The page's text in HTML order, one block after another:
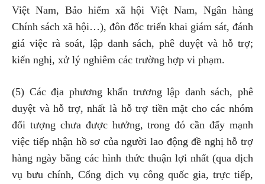
Việt Nam, Bảo hiểm xã hội Việt Nam, Ngân hàng
Chính sách xã hội…), đôn đốc triển khai giám sát, đánh
giá việc rà soát, lập danh sách, phê duyệt và hỗ trợ;
kiến nghị, xử lý nghiêm các trường hợp vi phạm.
(5) Các địa phương khẩn trương lập danh sách, phê
duyệt và hỗ trợ, nhất là hỗ trợ tiền mặt cho các nhóm
đối tượng chưa được hưởng, trong đó cần đẩy mạnh
việc tiếp nhận hồ sơ của người lao động đề nghị hỗ trợ
hàng ngày bằng các hình thức thuận lợi nhất (qua dịch
vụ bưu chính, Cổng dịch vụ công quốc gia, trực tiếp,